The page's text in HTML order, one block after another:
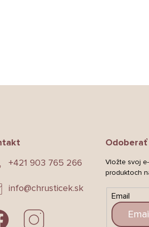
info@chrusticek.sk
+421 903 765 266
Vložte svoj
produktoch
Email